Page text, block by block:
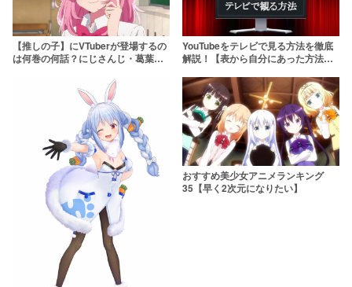
【推しの子】にVTuberが登場するの
は何巻の何話？にじさんじ・葛葉に
YouTubeをテレビで見る方法を徹底
解説！【表から自分にあった方法を
おすすめ美少女アニメランキング
35【早く2次元になりたい】